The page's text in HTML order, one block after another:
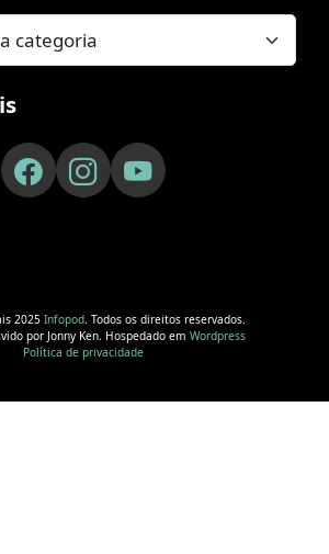
2025 Infopod. Todos os direitos reservados.
por Jonny Ken. Hospedado em Wordpress
Política de privacidade